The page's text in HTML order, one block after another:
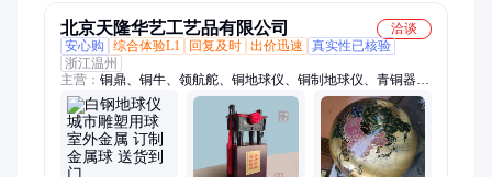
北京天隆华艺工艺品有限公司
洽谈
安心购
综合体验L1 回复及时 出价迅速
真实性已核验
浙江温州
主营： 铜鼎、铜牛、领航舵、铜地球仪、铜制地球仪、青铜器、
铜地图、铜屏风、铜人物、铜动物、青铜鼎、司母戊鼎、庆典礼
品、大型铜鼎、纯铜摆件、铜方鼎、铜圆鼎、华尔街牛、开业铜
鼎、纯铜铸造、黄铜司母戊鼎、斗牛雕塑、开拓牛、铜獬豸